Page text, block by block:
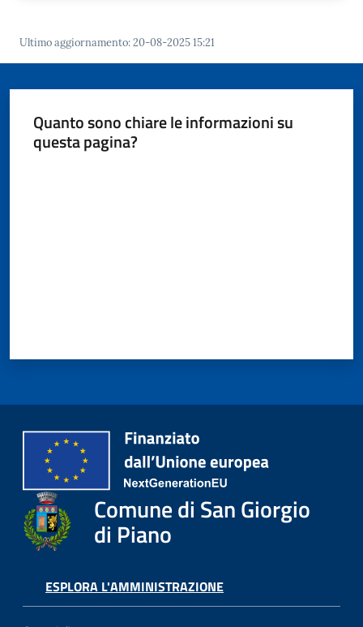
Ultimo aggiornamento:20-08-2025 15:21
Quanto sono chiare le informazioni su
questa pagina?
Comune di San Giorgio
di Piano
ESPLORA L'AMMINISTRAZIONE